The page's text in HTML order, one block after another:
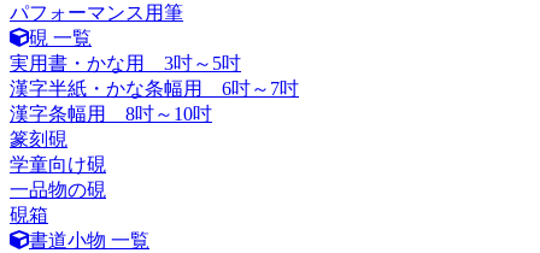
パフォーマンス用筆
硯 一覧
実用書・かな用 3吋～5吋
漢字半紙・かな条幅用 6吋～7吋
漢字条幅用 8吋～10吋
篆刻硯
学童向け硯
一品物の硯
硯箱
書道小物 一覧